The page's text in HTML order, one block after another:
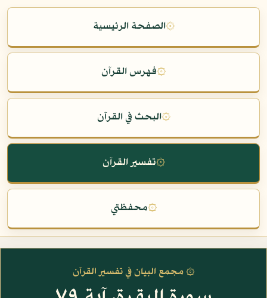
۞الصفحة الرئيسية
۞فهرس القرآن
۞البحث في القرآن
۞تفسير القرآن
۞محفظتي
۞ مجمع البيان في تفسير القرآن